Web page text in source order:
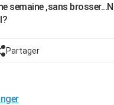
semaine ,sans
Partager